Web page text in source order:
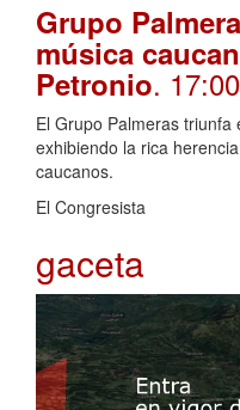
Grupo
música
Petronio. 17:00
El Grupo Palmeras triunfa
exhibiendo la rica
caucanos.
El Congresista
gaceta